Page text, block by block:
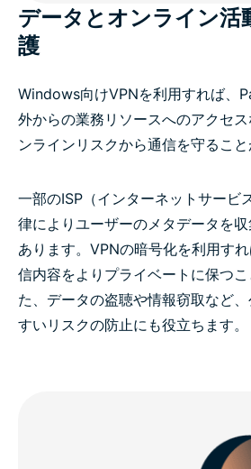
FAQ：Windows PC向けVPN
データとオンライン活
護
Windows向けVPNを利用すれば、
外からの業務リソースへのアクセ
ンラインリスクから通信を守ること
一部のISP（インターネットサービ
律によりユーザーのメタデータを
あります。VPNの暗号化を利用す
信内容をよりプライベートに保つ
た、データの盗聴や情報窃取など
すいリスクの防止にも役立ちます。